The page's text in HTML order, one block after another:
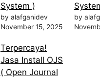
System )
by alafganidev
November 15, 2025
by
Terpercaya!
Jasa Install OJS
( Open Journal